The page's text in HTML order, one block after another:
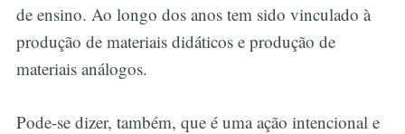
de ensino. Ao longo dos anos tem sido vinculado à
produção de materiais didáticos e produção de
materiais análogos.
Pode-se dizer, também, que é uma ação intencional e